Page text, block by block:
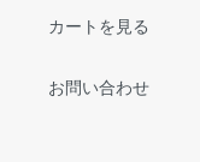
カートを見る
お問い合わせ